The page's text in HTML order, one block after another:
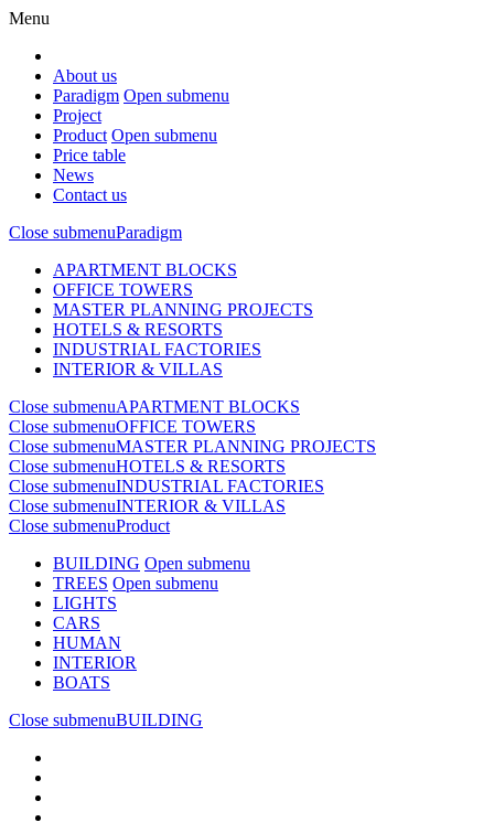
Menu
About us
Paradigm Open submenu
Project
Product Open submenu
Price table
News
Contact us
Close submenuParadigm
APARTMENT BLOCKS
OFFICE TOWERS
MASTER PLANNING PROJECTS
HOTELS & RESORTS
INDUSTRIAL FACTORIES
INTERIOR & VILLAS
Close submenuAPARTMENT BLOCKS
Close submenuOFFICE TOWERS
Close submenuMASTER PLANNING PROJECTS
Close submenuHOTELS & RESORTS
Close submenuINDUSTRIAL FACTORIES
Close submenuINTERIOR & VILLAS
Close submenuProduct
BUILDING Open submenu
TREES Open submenu
LIGHTS
CARS
HUMAN
INTERIOR
BOATS
Close submenuBUILDING